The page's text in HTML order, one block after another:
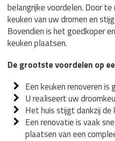
belangrijke voordelen. Door
keuken van uw dromen en
Bovendien is het goedkoper
keuken plaatsen.
De grootste voordelen op
Een keuken renoveren is
U realiseert uw
Het huis stijgt dankzij de
Een renovatie is vaak
plaatsen van een